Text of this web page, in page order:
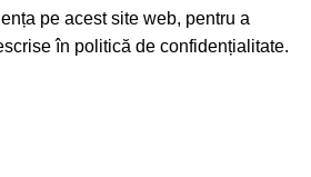
pe acest site web, pentru a
în politică de confidențialitate.